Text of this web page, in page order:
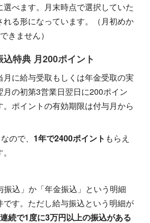
べます。月末時点で選択していた
れる形になっています。（月初めか
きません）
特典 月200ポイント
に給与受取もしくは年金受取の実
月の初第3営業日翌日に200ポイン
。ポイントの有効期限は付与月から
ので、 1年で2400ポイント もらえ
振込」か「年金振込」という明細
です。ただし給与振込という明細が
続で1度に3万円以上の振込がある